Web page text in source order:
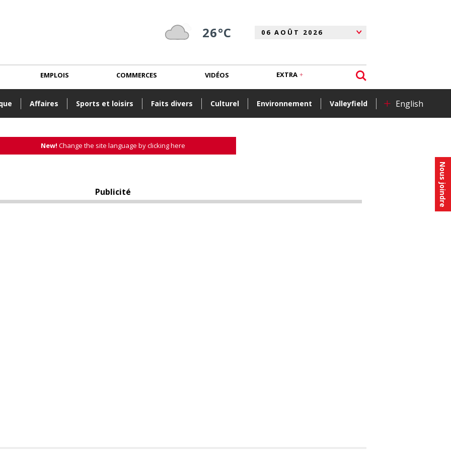
Nous joindre
26°C
Affaires Sports et loisirs Faits divers Culturel Environnement Valleyfield + English
EMPLOIS COMMERCES VIDÉOS EXTRA
New! Change the site language by clicking here
Publicité